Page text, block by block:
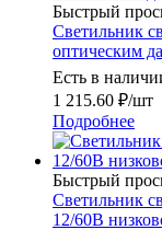
Быстрый
Светильник
оптическим
Есть в
1 215.60 ₽/шт
Подробнее
Быстрый
Светильник
12/60В